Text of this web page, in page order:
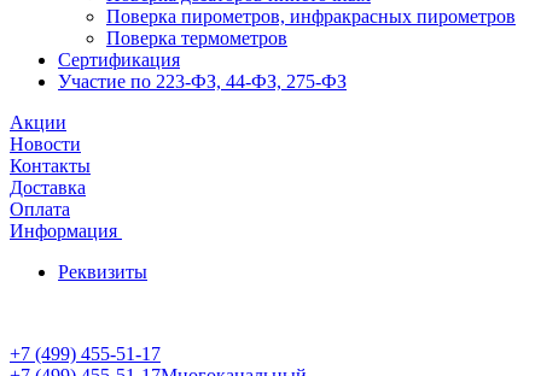
Поверка пирометров, инфракрасных пирометров
Поверка термометров
Сертификация
Участие по 223-ФЗ, 44-ФЗ, 275-ФЗ
Акции
Новости
Контакты
Доставка
Оплата
Информация
Реквизиты
+7 (499) 455-51-17